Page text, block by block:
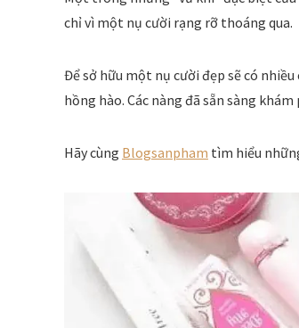
chỉ vì một nụ cười rạng rỡ thoáng qua.
Để sở hữu một nụ cười đẹp sẽ có
hồng hào. Các nàng đã sẵn sàng
Hãy cùng Blogsanpham tìm hiểu